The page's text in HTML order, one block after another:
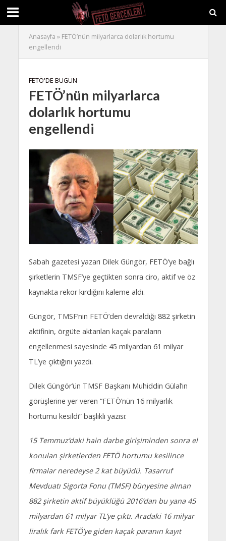
Anasayfa » FETÖ’nün milyarlarca dolarlık hortumu
engellendi
FETÖ'DE BUGÜN
FETÖ’nün milyarlarca
dolarlık hortumu
engellendi
Sabah gazetesi yazarı Dilek Güngör, FETÖ’ye bağlı
şirketlerin TMSF’ye geçtikten sonra ciro, aktif ve öz
kaynakta rekor kırdığını kaleme aldı.
Güngör, TMSF’nin FETÖ’den devraldığı 882 şirketin
aktifinin, örgüte aktarılan kaçak paraların
engellenmesi sayesinde 45 milyardan 61 milyar
TL’ye çıktığını yazdı.
Dilek Güngör’ün TMSF Başkanı Muhiddin Gülal’ın
görüşlerine yer veren “FETÖ’nün 16 milyarlık
hortumu kesildi” başlıklı yazısı:
15 Temmuz’daki hain darbe girişiminden sonra el
konulan şirketlerden FETÖ hortumu kesilince
firmalar neredeyse 2 kat büyüdü. Tasarruf
Mevduatı Sigorta Fonu (TMSF) bünyesine alınan
882 şirketin aktif büyüklüğü 2016’dan bu yana 45
milyardan 61 milyar TL’ye çıktı. Aradaki 16 milyar
liralık fark FETÖ’ye giden kaçak paranın kayıt